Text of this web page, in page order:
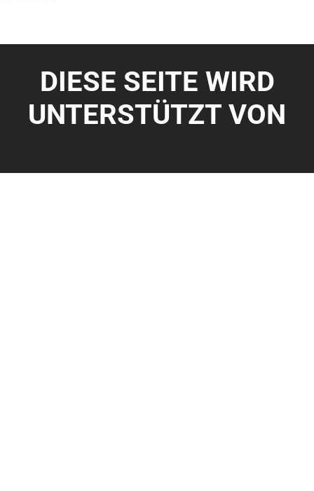
DIESE SEITE WIRD
UNTERSTÜTZT VON